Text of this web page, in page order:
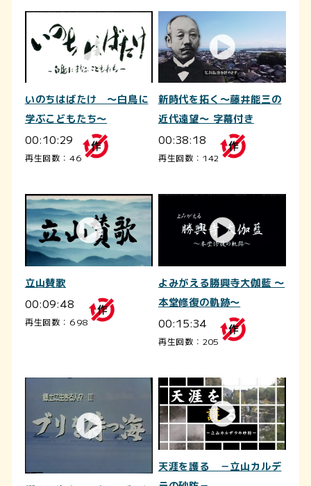
いのちはばたけ ～白鳥に
学ぶこどもたち～
00:10:29
再生回数：46
新時代を拓く～藤井能三の
近代遠望～ 字幕付き
00:38:18
再生回数：142
立山賛歌
00:09:48
再生回数：698
よみがえる勝興寺大伽藍 ～
本堂修復の軌跡～
00:15:34
再生回数：205
天涯を護る －立山カルデ